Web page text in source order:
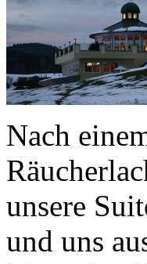
Nach
unsere
und uns